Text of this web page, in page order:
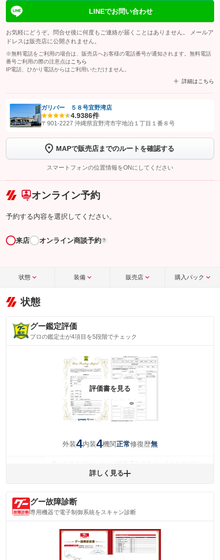
LINEでお問い合わせ
お気軽にどうぞ。問合せ後に何度もご連絡が届くことはありません。 メールア
ドレスは販売店に公開されません。
※無料電話をご利用の場合は、販売店へお客様の電話番号が通知されます。無料電話
番号ご利用の際の注意点は こちら
IP電話、ひかり電話からはご利用いただけません。
詳細はこちら
【STEP1】認証画面でグーネットを友だち追加してから「許可する」ボタンを押
トーク画面で
ボタンをタップして問い合わせを
完了してください。
こちら
ガリバー ５８号宜野湾店
4.9386件
〒901-2227 沖縄県宜野湾市宇地泊１丁目１番８号
MAPで販売店までのルートを確認する
スマートフォンの位置情報をONにしてください
オンライン予約
予約する内容を選択してください。
来店 オンライン商談予約 ?
状態 装備 販売店 購入パック
状態
グー鑑定評価
プロの鑑定士が4項目を5段階でチェック
評価書を見る
外装4内装4機関正常修復歴無
コミが残っています。
内装
(内装状態)
気になる汚れ等が、部分的にあります。
詳細は鑑定書をご確認ください。
詳しく見る
グー故障診断
専用機器で電子制御系統をスキャン診断